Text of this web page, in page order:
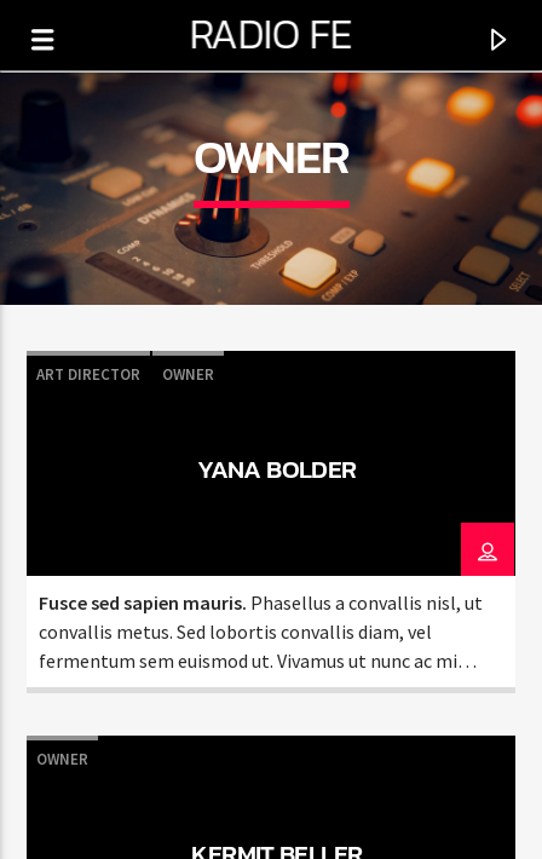
RADIO FE
0:00
Radio Fe
OWNER
ART DIRECTOR OWNER
YANA BOLDER
Fusce sed sapien mauris. Phasellus a convallis nisl, ut
convallis metus. Sed lobortis convallis diam, vel
fermentum sem euismod ut. Vivamus ut nunc ac mi
faucibus mattis sit amet condimentum.
OWNER